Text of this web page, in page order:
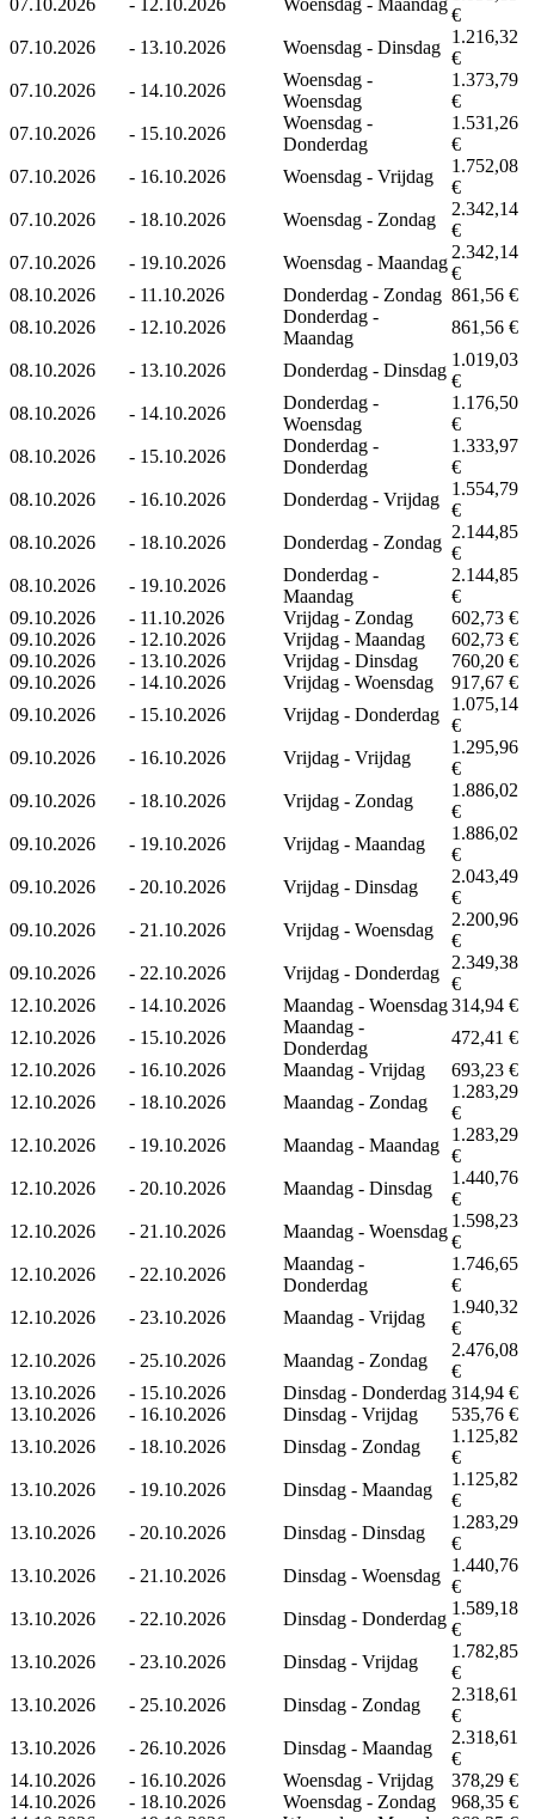
€
07.10.2026
- 13.10.2026 Woensdag - Dinsdag
1.216,32
€
07.10.2026
- 14.10.2026
Woensdag -
Woensdag
1.373,79
€
07.10.2026
- 15.10.2026
Woensdag -
Donderdag
1.531,26
€
07.10.2026
- 16.10.2026 Woensdag - Vrijdag
1.752,08
€
07.10.2026
- 18.10.2026 Woensdag - Zondag
2.342,14
€
07.10.2026
- 19.10.2026 Woensdag - Maandag
2.342,14
€
08.10.2026
- 11.10.2026 Donderdag - Zondag 861,56 €
08.10.2026
- 12.10.2026
Donderdag -
Maandag
861,56 €
08.10.2026 - 13.10.2026 Donderdag - Dinsdag
1.019,03
€
08.10.2026
- 14.10.2026
Donderdag -
Woensdag
1.176,50
€
08.10.2026
- 15.10.2026
Donderdag -
Donderdag
1.333,97
€
08.10.2026
- 16.10.2026 Donderdag - Vrijdag
1.554,79
€
08.10.2026
- 18.10.2026 Donderdag - Zondag
2.144,85
€
08.10.2026
- 19.10.2026
Donderdag -
Maandag
2.144,85
€
09.10.2026
- 11.10.2026 Vrijdag - Zondag
602,73 €
09.10.2026
- 12.10.2026 Vrijdag - Maandag
602,73 €
09.10.2026
- 13.10.2026 Vrijdag - Dinsdag
760,20 €
09.10.2026
- 14.10.2026 Vrijdag - Woensdag
917,67 €
09.10.2026
- 15.10.2026 Vrijdag - Donderdag
1.075,14
€
09.10.2026
- 16.10.2026 Vrijdag - Vrijdag
1.295,96
€
09.10.2026
- 18.10.2026 Vrijdag - Zondag
1.886,02
€
09.10.2026
- 19.10.2026 Vrijdag - Maandag
1.886,02
€
09.10.2026
- 20.10.2026 Vrijdag - Dinsdag
2.043,49
€
09.10.2026
- 21.10.2026 Vrijdag - Woensdag
2.200,96
€
09.10.2026
- 22.10.2026 Vrijdag - Donderdag
2.349,38
€
12.10.2026
- 14.10.2026 Maandag - Woensdag314,94 €
12.10.2026
- 15.10.2026
Maandag -
Donderdag
472,41 €
12.10.2026
- 16.10.2026 Maandag - Vrijdag
693,23 €
12.10.2026
- 18.10.2026 Maandag - Zondag
1.283,29
€
12.10.2026
- 19.10.2026 Maandag - Maandag
1.283,29
€
12.10.2026
- 20.10.2026 Maandag - Dinsdag
1.440,76
€
12.10.2026
- 21.10.2026 Maandag - Woensdag
1.598,23
€
12.10.2026
- 22.10.2026
Maandag -
Donderdag
1.746,65
€
12.10.2026
- 23.10.2026 Maandag - Vrijdag
1.940,32
€
12.10.2026
- 25.10.2026 Maandag - Zondag
2.476,08
€
13.10.2026
- 15.10.2026 Dinsdag - Donderdag 314,94 €
13.10.2026
- 16.10.2026 Dinsdag - Vrijdag
535,76 €
13.10.2026
- 18.10.2026 Dinsdag - Zondag
1.125,82
€
13.10.2026
- 19.10.2026 Dinsdag - Maandag
1.125,82
€
13.10.2026
- 20.10.2026 Dinsdag - Dinsdag
1.283,29
€
13.10.2026
- 21.10.2026 Dinsdag - Woensdag
1.440,76
€
13.10.2026
- 22.10.2026 Dinsdag - Donderdag
1.589,18
€
13.10.2026
- 23.10.2026 Dinsdag - Vrijdag
1.782,85
€
13.10.2026
- 25.10.2026 Dinsdag - Zondag
2.318,61
€
13.10.2026
- 26.10.2026 Dinsdag - Maandag
2.318,61
€
14.10.2026
- 16.10.2026 Woensdag - Vrijdag
378,29 €
14.10.2026
- 18.10.2026 Woensdag - Zondag
968,35 €